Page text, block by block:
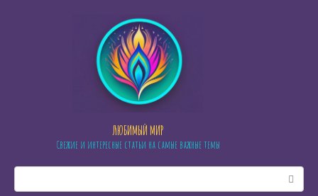
ЛЮБИМЫЙ МИР
Свежие и интересные статьи на самые важные темы